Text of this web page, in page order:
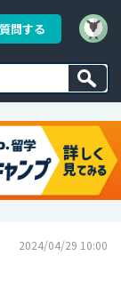
質問する
2024/04/29 10:00